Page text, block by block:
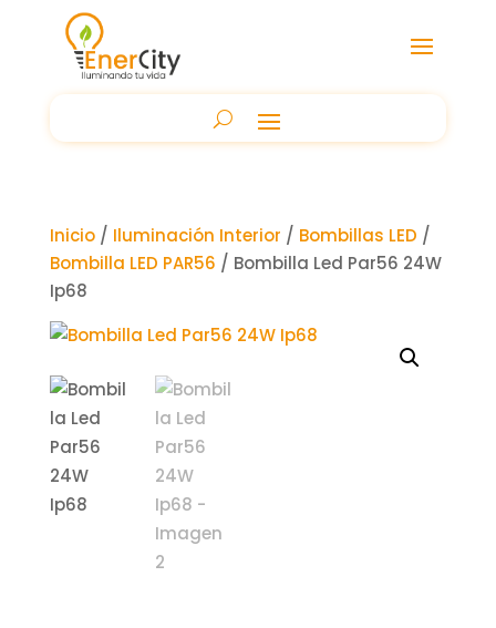
Inicio/ Iluminación Interior / Bombillas LED /
Bombilla LED PAR56 / Bombilla Led Par56 24W
Ip68